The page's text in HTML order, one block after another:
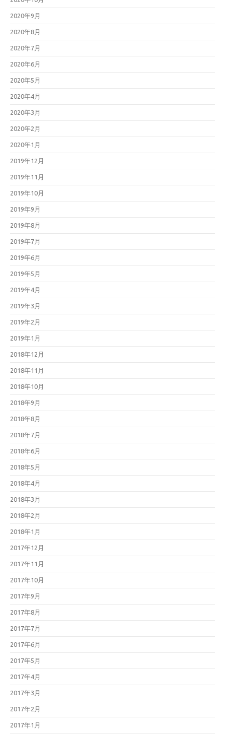
2020年9月
2020年8月
2020年7月
2020年6月
2020年5月
2020年4月
2020年3月
2020年2月
2020年1月
2019年12月
2019年11月
2019年10月
2019年9月
2019年8月
2019年7月
2019年6月
2019年5月
2019年4月
2019年3月
2019年2月
2019年1月
2018年12月
2018年11月
2018年10月
2018年9月
2018年8月
2018年7月
2018年6月
2018年5月
2018年4月
2018年3月
2018年2月
2018年1月
2017年12月
2017年11月
2017年10月
2017年9月
2017年8月
2017年7月
2017年6月
2017年5月
2017年4月
2017年3月
2017年2月
2017年1月